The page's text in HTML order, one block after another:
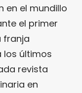
en el mundillo
el primer
franja
los últimos
revista
en